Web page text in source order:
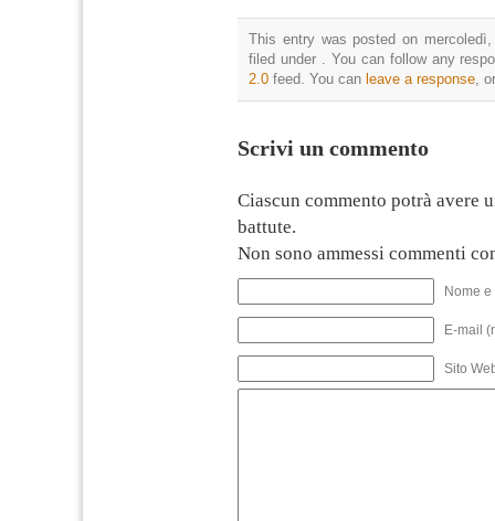
This entry was posted on
filed under . You can follow any
2.0 feed. You can leave a response,
Scrivi un commento
Ciascun commento potrà avere
battute.
Non sono ammessi commenti
Nome
E-mail
Sito